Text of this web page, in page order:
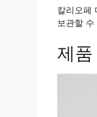
칼리오페
보관할
제품